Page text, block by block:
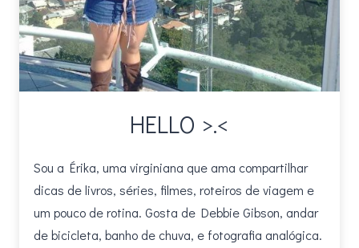
HELLO >.<
Sou a Érika, uma virginiana que ama compartilhar
dicas de livros, séries, filmes, roteiros de viagem e
um pouco de rotina. Gosta de Debbie Gibson, andar
de bicicleta, banho de chuva, e fotografia analógica.